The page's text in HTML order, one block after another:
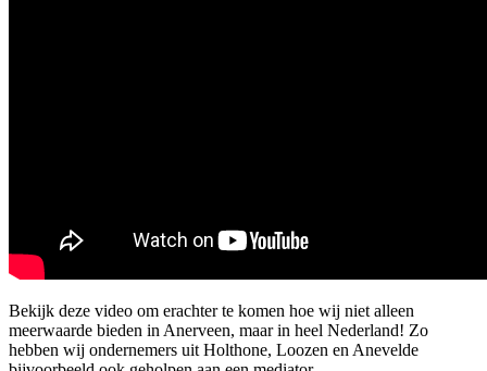
Bekijk deze video om erachter te komen hoe wij niet alleen
meerwaarde bieden in Anerveen, maar in heel Nederland! Zo
hebben wij ondernemers uit Holthone, Loozen en Anevelde